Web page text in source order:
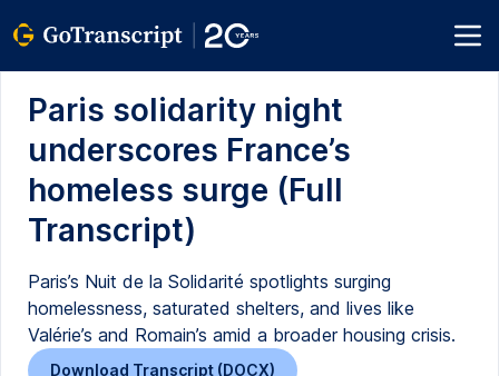
Paris solidarity night
underscores France’s
homeless surge (Full
Transcript)
Paris’s Nuit de la Solidarité spotlights surging
homelessness, saturated shelters, and lives like
Valérie’s and Romain’s amid a broader housing crisis.
Download Transcript (DOCX)